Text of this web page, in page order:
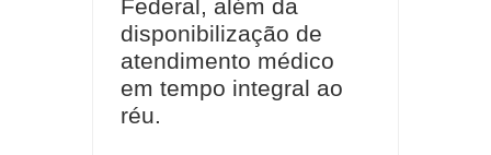
Federal, além da
disponibilização de
atendimento médico
em tempo integral ao
réu.